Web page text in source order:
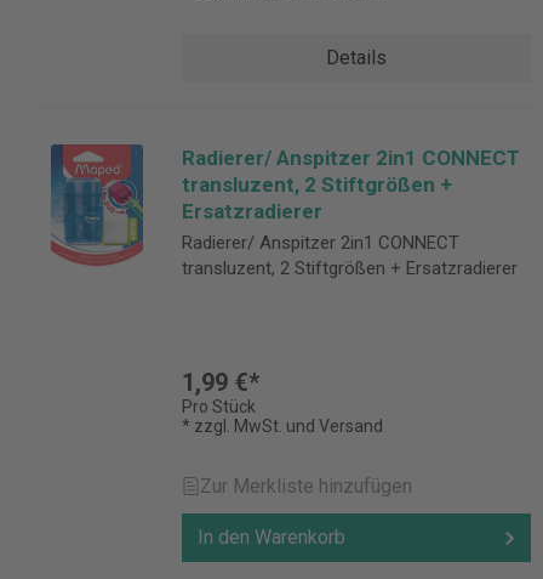
Details
Radierer/ Anspitzer 2in1 CONNECT
transluzent, 2 Stiftgrößen +
Ersatzradierer
Radierer/ Anspitzer 2in1 CONNECT
transluzent, 2 Stiftgrößen + Ersatzradierer
1,99 €*
Pro Stück
* zzgl. MwSt. und Versand
Zur Merkliste hinzufügen
In den Warenkorb